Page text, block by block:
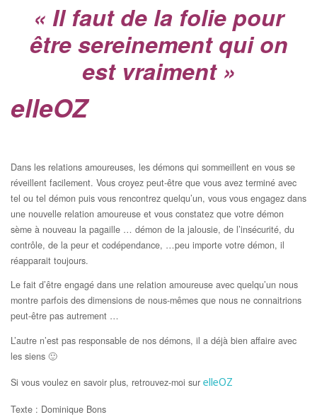
« Il faut de la folie pour
être sereinement qui on
est vraiment »
elleOZ
Dans les relations amoureuses, les démons qui sommeillent en vous se
réveillent facilement. Vous croyez peut-être que vous avez terminé avec
tel ou tel démon puis vous rencontrez quelqu’un, vous vous engagez dans
une nouvelle relation amoureuse et vous constatez que votre démon
sème à nouveau la pagaille … démon de la jalousie, de l’insécurité, du
contrôle, de la peur et codépendance, …peu importe votre démon, il
réapparait toujours.
Le fait d’être engagé dans une relation amoureuse avec quelqu’un nous
montre parfois des dimensions de nous-mêmes que nous ne connaitrions
peut-être pas autrement …
L’autre n’est pas responsable de nos démons, il a déjà bien affaire avec
les siens 🙂
Si vous voulez en savoir plus, retrouvez-moi sur elleOZ
Texte : Dominique Bons